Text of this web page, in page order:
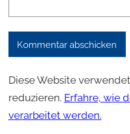
Diese Website
reduzieren. Erfahre, wie
verarbeitet werden.